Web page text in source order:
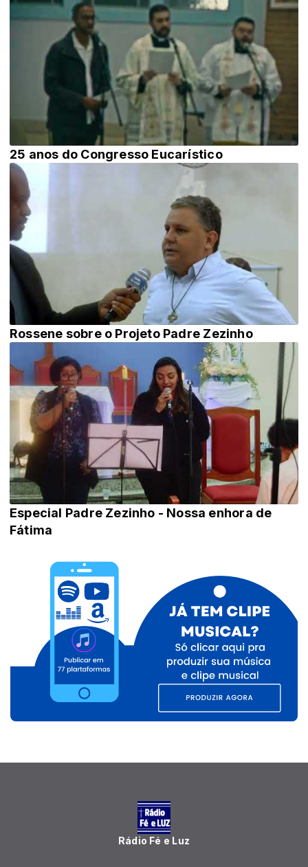
25 anos do Congresso Eucarístico
Rossene sobre o Projeto Padre Zezinho
Especial Padre Zezinho - Nossa enhora de
Fátima
Rádio Fé e Luz